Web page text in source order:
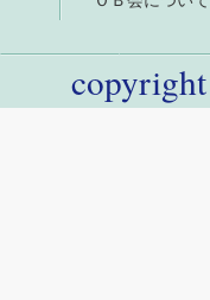
copyright